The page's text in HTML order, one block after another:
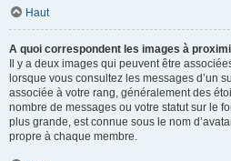
Haut
A quoi correspondent les images à
Il y a deux images qui peuvent être
lorsque vous consultez les messages d’un
associée à votre rang, généralement des
nombre de messages ou votre statut sur le
plus grande, est connue sous le nom
propre à chaque membre.